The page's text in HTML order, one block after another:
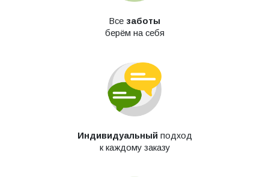
Все заботы
берём на себя
Индивидуальныйподход
к каждому заказу